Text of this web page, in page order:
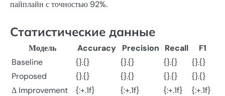
пайплайн с точностью 92%.
Статистические данные
Модель Accuracy Precision Recall
F1
Baseline
{}.{} {}.{} {}.{}
{}.{}
Proposed
{}.{} {}.{} {}.{}
{}.{}
Δ Improvement
{:+.1f} {:+.1f} {:+.1f} {:+.1f}